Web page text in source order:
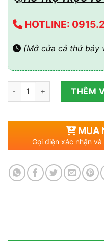
HOTLINE:
(Mở cửa cả thứ bảy
Inverter Growatt 10kW
THÊM
MUA
Gọi điện xác nhận